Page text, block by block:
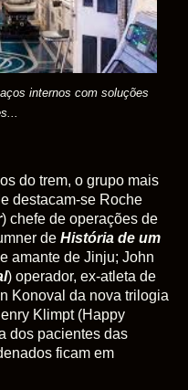
internos com soluções
...
do trem, o grupo mais
destacam-se Roche
) chefe de operações de
de História de um
amante de Jinju; John
) operador, ex-atleta de
Konoval da nova trilogia
Klimpt (Happy
dos pacientes das
ficam em